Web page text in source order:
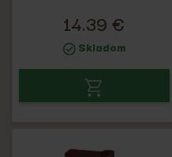
14.39 €
Skladom